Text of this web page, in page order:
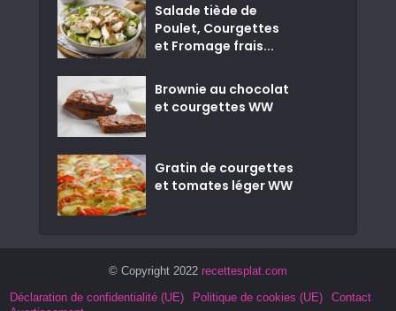
Salade tiède de
Poulet, Courgettes
et Fromage frais...
Brownie au chocolat
et courgettes WW
Gratin de courgettes
et tomates léger WW
© Copyright 2022 recettesplat.com
Déclaration de confidentialité (UE)
Politique de cookies (UE)
Contact